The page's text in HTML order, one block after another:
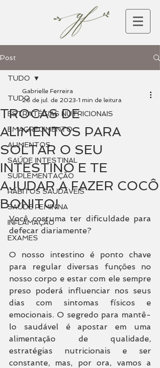
Post
TUDO
ESTRATÉGIAS NUTRICIONAIS
EMAGRECIMENTO
ALIMENTOS
SAÚDE INTESTINAL
SUPLEMENTAÇÃO
HÁBITOS SAUDÁVEIS
SAÚDE FEMININA
INFLAMAÇÃO
EXAMES
TUDO
TROCAS DE
ALIMENTOS PARA
SOLTAR O SEU
INTESTINO E TE
AJUDAR A FAZER COCÔ
BONITO!
Gabrielle Ferreira
26 de jul. de 2023 1 min de leitura
Você costuma ter dificuldade para
defecar diariamente?
O nosso intestino é ponto chave
para regular diversas funções no
nosso corpo e estar com ele sempre
preso poderá influenciar nos seus
dias com sintomas físicos e
emocionais. O segredo para mantê-
lo saudável é apostar em uma
alimentação de qualidade,
estratégias nutricionais e ser
constante, mas, por ora, vamos a